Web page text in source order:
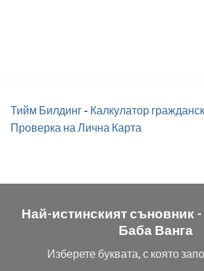
Тийм Билдинг- Калкулатор
Проверка на Лична Карта
Най-истинският съновник -
Баба Ванга
Изберете буквата, с която